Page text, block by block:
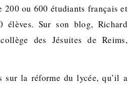
200 ou 600 étudiants français et
Sur son blog, Richard
des Jésuites de Reims,
sur la réforme du lycée, qu’il a